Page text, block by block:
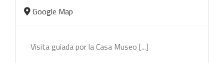
Google Map
Visita guiada por la Casa Museo [...]